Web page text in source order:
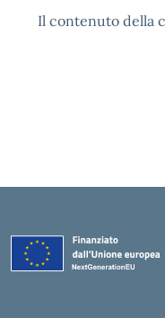
Il contenuto della